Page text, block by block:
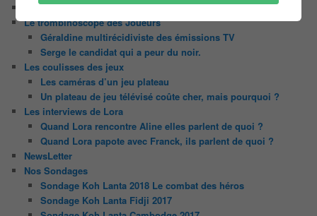
Le candidat masqué
Le trombinoscope des Joueurs
Géraldine multirécidiviste des émissions TV
Serge le candidat qui a peur du noir.
Les coulisses des jeux
Les caméras d’un jeu plateau
Un plateau de jeu télévisé coûte cher, mais pourquoi ?
Les interviews de Lora
Quand Lora rencontre Aline elles parlent de quoi ?
Quand Lora papote avec Franck, ils parlent de quoi ?
NewsLetter
Nos Sondages
Sondage Koh Lanta 2018 Le combat des héros
Sondage Koh Lanta Fidji 2017